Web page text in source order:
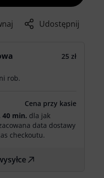
Udostępnij
25 zł
rob.
Cena przy kasie
40 min. dla jak
data dostawy
checkoutu.